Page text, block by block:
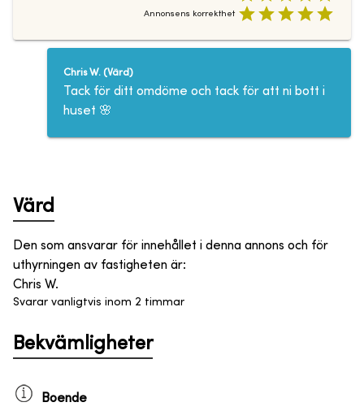
Annonsens korrekthet
Chris W.(Värd )
Tack för ditt omdöme och tack för att ni bott i
huset 🌸
Värd
Den som ansvarar för innehållet i denna annons och för
uthyrningen av fastigheten är:
Chris W.
Svarar vanligtvis inom 2 timmar
Bekvämligheter
Boende